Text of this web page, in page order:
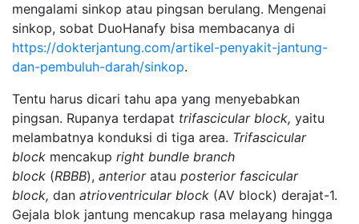
mengalami sinkop atau pingsan berulang. Mengenai
sinkop, sobat DuoHanafy bisa membacanya di
https://dokterjantung.com/artikel-penyakit-jantung-
dan-pembuluh-darah/sinkop.
Tentu harus dicari tahu apa yang menyebabkan
pingsan. Rupanya terdapat trifascicular block, yaitu
melambatnya konduksi di tiga area. Trifascicular
block mencakup right bundle branch
block (RBBB), anterior atau posterior fascicular
block, dan atrioventricular block (AV block) derajat-1.
Gejala blok jantung mencakup rasa melayang hingga